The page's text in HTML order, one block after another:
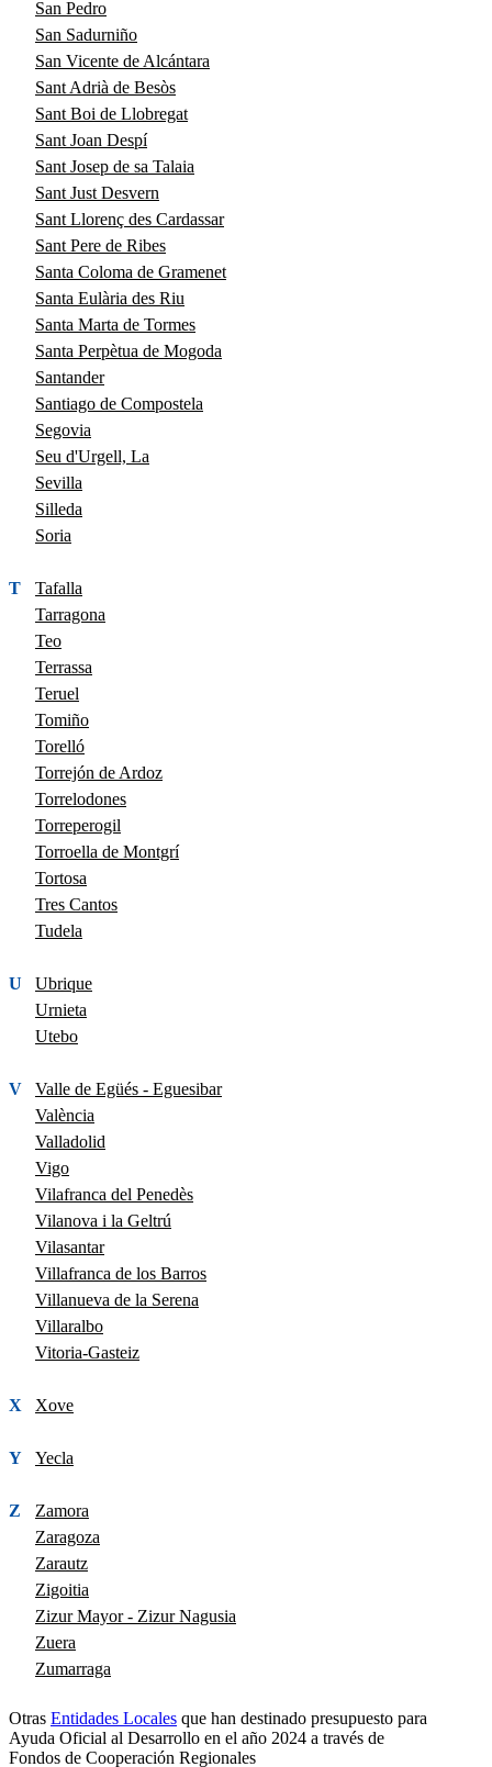
San Pedro
San Sadurniño
San Vicente de Alcántara
Sant Adrià de Besòs
Sant Boi de Llobregat
Sant Joan Despí
Sant Josep de sa Talaia
Sant Just Desvern
Sant Llorenç des Cardassar
Sant Pere de Ribes
Santa Coloma de Gramenet
Santa Eulària des Riu
Santa Marta de Tormes
Santa Perpètua de Mogoda
Santander
Santiago de Compostela
Segovia
Seu d'Urgell, La
Sevilla
Silleda
Soria
T
Tafalla
Tarragona
Teo
Terrassa
Teruel
Tomiño
Torelló
Torrejón de Ardoz
Torrelodones
Torreperogil
Torroella de Montgrí
Tortosa
Tres Cantos
Tudela
U
Ubrique
Urnieta
Utebo
V
Valle de Egüés - Eguesibar
València
Valladolid
Vigo
Vilafranca del Penedès
Vilanova i la Geltrú
Vilasantar
Villafranca de los Barros
Villanueva de la Serena
Villaralbo
Vitoria-Gasteiz
X Xove
Y Yecla
Z
Zamora
Zaragoza
Zarautz
Zigoitia
Zizur Mayor - Zizur Nagusia
Zuera
Zumarraga
Otras Entidades Locales que han destinado presupuesto para
Ayuda Oficial al Desarrollo en el año 2024 a través de
Fondos de Cooperación Regionales